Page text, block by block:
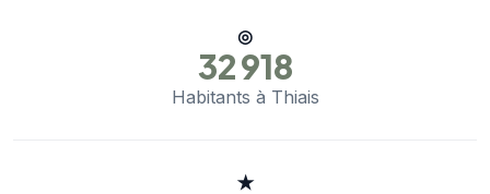
◎
32 918
Habitants à Thiais
★